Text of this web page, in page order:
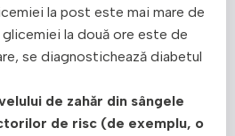
la post este mai mare de
la două ore este de
se diagnostichează diabetul
de zahăr din sângele
de risc (de exemplu, o